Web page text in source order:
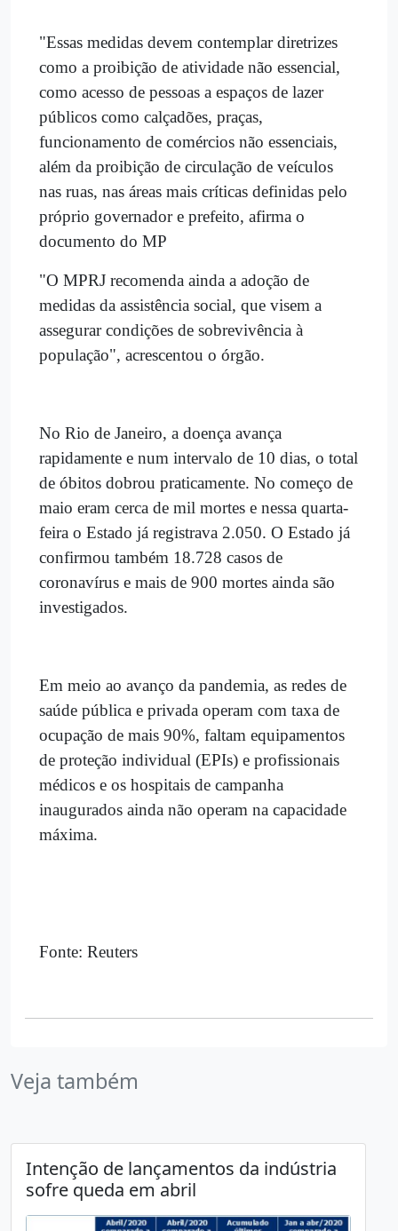
"Essas medidas devem contemplar diretrizes
como a proibição de atividade não essencial,
como acesso de pessoas a espaços de lazer
públicos como calçadões, praças,
funcionamento de comércios não essenciais,
além da proibição de circulação de veículos
nas ruas, nas áreas mais críticas definidas pelo
próprio governador e prefeito, afirma o
documento do MP
"O MPRJ recomenda ainda a adoção de
medidas da assistência social, que visem a
assegurar condições de sobrevivência à
população", acrescentou o órgão.
No Rio de Janeiro, a doença avança
rapidamente e num intervalo de 10 dias, o total
de óbitos dobrou praticamente. No começo de
maio eram cerca de mil mortes e nessa quarta-
feira o Estado já registrava 2.050. O Estado já
confirmou também 18.728 casos de
coronavírus e mais de 900 mortes ainda são
investigados.
Em meio ao avanço da pandemia, as redes de
saúde pública e privada operam com taxa de
ocupação de mais 90%, faltam equipamentos
de proteção individual (EPIs) e profissionais
médicos e os hospitais de campanha
inaugurados ainda não operam na capacidade
máxima.
Fonte: Reuters
Veja também
Intenção de lançamentos da indústria
sofre queda em abril